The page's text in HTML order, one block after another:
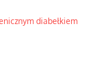
diabełkiem